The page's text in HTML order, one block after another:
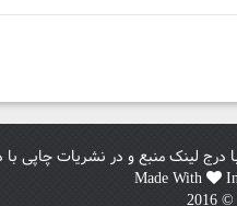
درج لینک منبع و در نشریات چاپی با
Made With
© 2016